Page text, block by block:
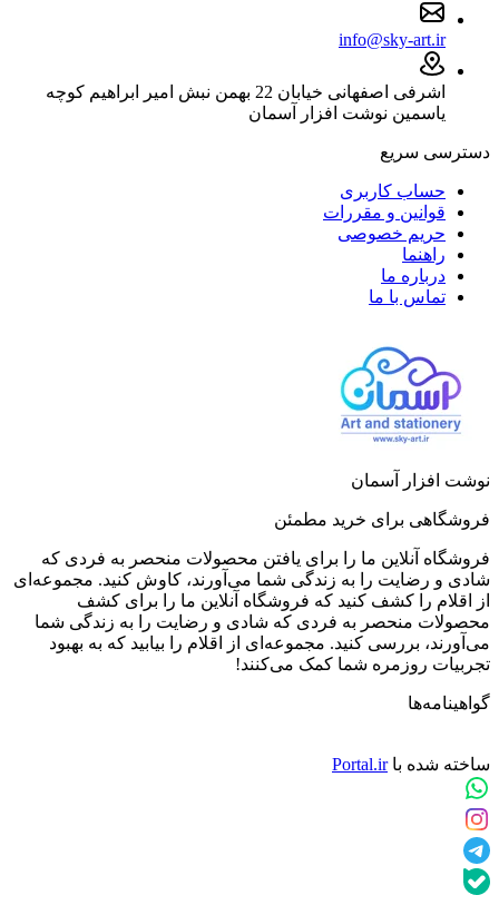
info@sky-art.ir
اشرفی اصفهانی خیابان 22 بهمن نبش امیر ابراهیم کوچه
یاسمین نوشت افزار آسمان
دسترسی سریع
حساب کاربری
قوانین و مقررات
حریم خصوصی
راهنما
درباره ما
تماس با ما
نوشت افزار آسمان
فروشگاهی برای خرید مطمئن
فروشگاه آنلاین ما را برای یافتن محصولات منحصر به فردی که
شادی و رضایت را به زندگی شما می‌آورند، کاوش کنید. مجموعه‌ای
از اقلام را کشف کنید که فروشگاه آنلاین ما را برای کشف
محصولات منحصر به فردی که شادی و رضایت را به زندگی شما
می‌آورند، بررسی کنید. مجموعه‌ای از اقلام را بیابید که به بهبود
تجربیات روزمره شما کمک می‌کنند!
گواهینامه‌ها
ساخته شده باPortal.ir